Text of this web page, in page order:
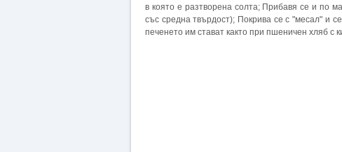
в която е разтворена солта; Прибавя се и по
със средна твърдост); Покрива се с "месал" и
печенето им стават както при пшеничен хляб с